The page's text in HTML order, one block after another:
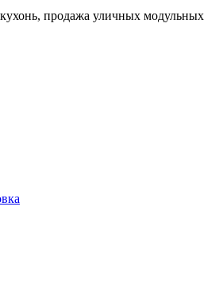
продажа уличных модульных